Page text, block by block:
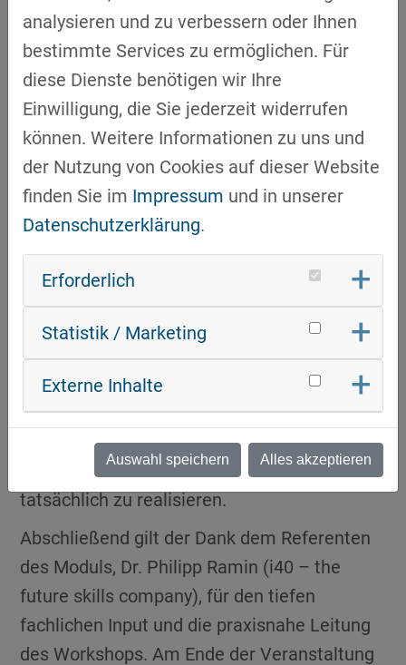
Anwendungsfälle für Maschinelles Lernen
sowie Generative KI und vertieften ihre
Kenntnisse im "Advanced Prompting".
Das Fazit des Workshops: KI-Erfolg ist eine
Frage von Kompetenz und Mindset! Der
Workshop verdeutlichte, dass die
erfolgreiche Integration von KI weit über die
Technologie hinausgeht. Sie erfordert eine
strategische Verankerung, gestützt auf ein
Diskussionen zeigten, dass der Aufbau
spezifischer KI-Anwendungskompetenzen –
vom "Advanced Prompting" bis zum
Verständnis für Datenqualität – der
entscheidende Hebel ist, um
Effizienzsteigerungen und Innovationen
tatsächlich zu realisieren.
Abschließend gilt der Dank dem Referenten
des Moduls, Dr. Philipp Ramin (i40 – the
future skills company), für den tiefen
fachlichen Input und die praxisnahe Leitung
des Workshops. Am Ende der Veranstaltung
analysieren und zu verbessern oder Ihnen
bestimmte Services zu ermöglichen. Für
diese Dienste benötigen wir Ihre
Einwilligung, die Sie jederzeit widerrufen
können. Weitere Informationen zu uns und
der Nutzung von Cookies auf dieser Website
finden Sie im Impressum und in unserer
Datenschutzerklärung.
Erforderlich
Statistik / Marketing
Externe Inhalte
Auswahl speichern Alles akzeptieren